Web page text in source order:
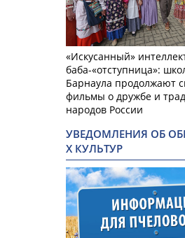
«Искусанный»
баба-«отступница»:
Барнаула продолжают
фильмы о дружбе и
народов России
УВЕДОМЛЕНИЯ ОБ
Х КУЛЬТУР